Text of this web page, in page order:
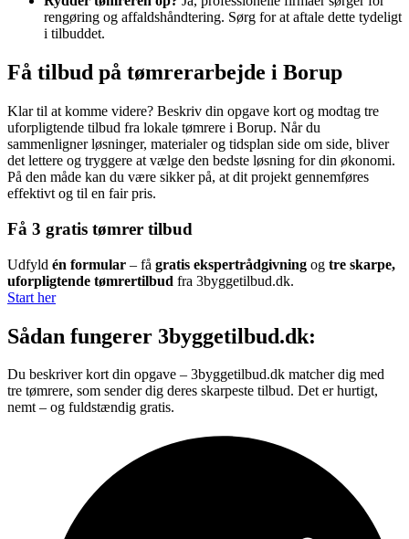
rengøring og affaldshåndtering. Sørg for at aftale dette tydeligt
i tilbuddet.
Få tilbud på tømrerarbejde i Borup
Klar til at komme videre? Beskriv din opgave kort og modtag tre
uforpligtende tilbud fra lokale tømrere i Borup. Når du
sammenligner løsninger, materialer og tidsplan side om side, bliver
det lettere og tryggere at vælge den bedste løsning for din økonomi.
På den måde kan du være sikker på, at dit projekt gennemføres
effektivt og til en fair pris.
Få 3 gratis tømrer tilbud
Udfyld én formular – få gratis ekspertrådgivning og tre skarpe,
uforpligtende tømrertilbud fra 3byggetilbud.dk.
Start her
Sådan fungerer 3byggetilbud.dk:
Du beskriver kort din opgave – 3byggetilbud.dk matcher dig med
tre tømrere, som sender dig deres skarpeste tilbud. Det er hurtigt,
nemt – og fuldstændig gratis.